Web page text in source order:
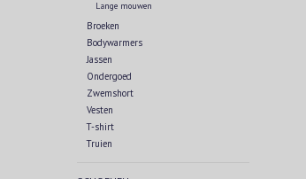
Lange mouwen
Broeken
Bodywarmers
Jassen
Ondergoed
Zwemshort
Vesten
T-shirt
Truien